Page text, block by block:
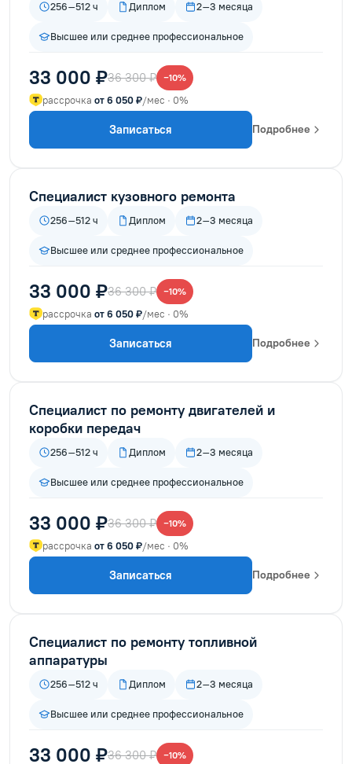
256–512 ч Диплом 2–3 месяца
Высшее или среднее профессиональное
33 000 ₽36 300 ₽ −10%
рассрочка от 6 050 ₽/мес · 0%
Записаться Подробнее
Специалист кузовного ремонта
256–512 ч Диплом 2–3 месяца
Высшее или среднее профессиональное
33 000 ₽36 300 ₽ −10%
рассрочка от 6 050 ₽/мес · 0%
Записаться Подробнее
Специалист по ремонту двигателей и
коробки передач
256–512 ч Диплом 2–3 месяца
Высшее или среднее профессиональное
33 000 ₽36 300 ₽ −10%
рассрочка от 6 050 ₽/мес · 0%
Записаться Подробнее
Специалист по ремонту топливной
аппаратуры
256–512 ч Диплом 2–3 месяца
Высшее или среднее профессиональное
33 000 ₽36 300 ₽ −10%